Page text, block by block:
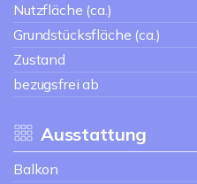
Nutzfläche (ca.)
Grundstücksfläche (ca.)
Zustand
bezugsfrei ab
Ausstattung
Balkon